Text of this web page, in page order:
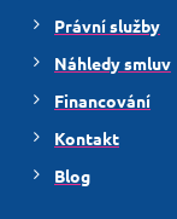
Právní služby
Náhledy smluv
Financování
Kontakt
Blog